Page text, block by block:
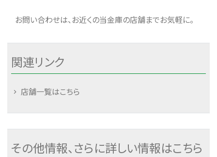
お問い合わせは、お近くの当金庫の店舗までお気軽に。
関連リンク
店舗一覧はこちら
その他情報、さらに詳しい情報はこちら